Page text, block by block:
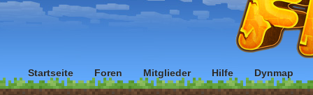
Startseite Foren Mitglieder Hilfe Dynmap